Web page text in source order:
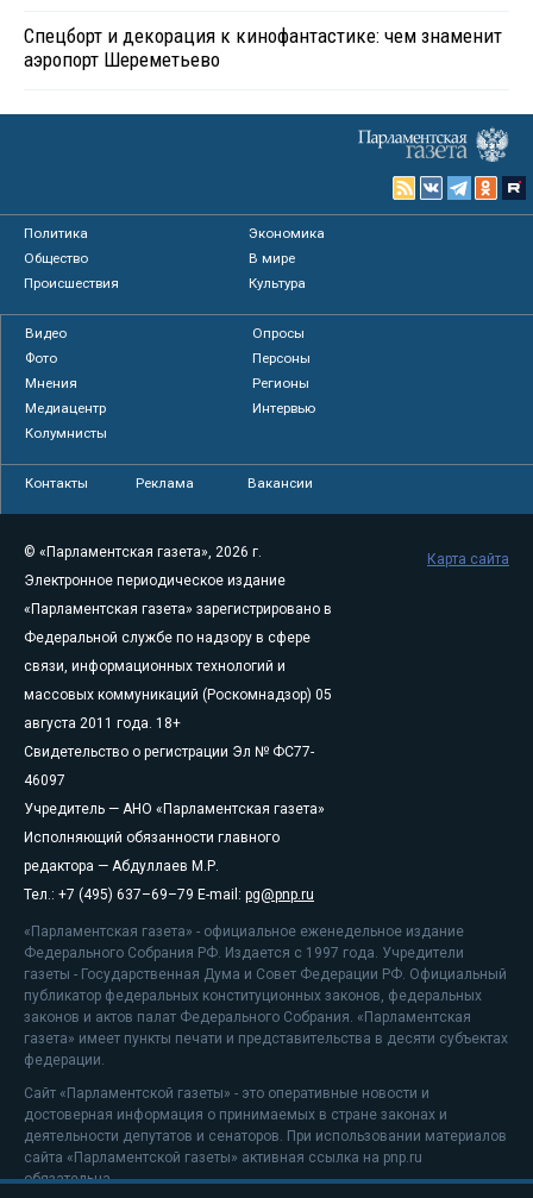
Спецборт и декорация к кинофантастике: чем знаменит
аэропорт Шереметьево
Политика
Экономика
Общество
В мире
Происшествия
Культура
Видео
Опросы
Фото
Персоны
Мнения
Регионы
Медиацентр
Интервью
Колумнисты
Контакты Реклама Вакансии
© «Парламентская газета», 2026 г.
Электронное периодическое издание
«Парламентская газета» зарегистрировано в
Федеральной службе по надзору в сфере
связи, информационных технологий и
массовых коммуникаций (Роскомнадзор) 05
августа 2011 года. 18+
Свидетельство о регистрации Эл № ФС77-
46097
Учредитель — АНО «Парламентская газета»
Исполняющий обязанности главного
редактора — Абдуллаев М.Р.
Тел.: +7 (495) 637–69–79 E-mail: pg@pnp.ru
«Парламентская газета» - официальное еженедельное издание
Федерального Собрания РФ. Издается с 1997 года. Учредители
газеты - Государственная Дума и Совет Федерации РФ. Официальный
публикатор федеральных конституционных законов, федеральных
законов и актов палат Федерального Собрания. «Парламентская
газета» имеет пункты печати и представительства в десяти субъектах
федерации.
Сайт «Парламентской газеты» - это оперативные новости и
достоверная информация о принимаемых в стране законах и
деятельности депутатов и сенаторов. При использовании материалов
сайта «Парламентской газеты» активная ссылка на pnp.ru
обязательна.
Карта сайта